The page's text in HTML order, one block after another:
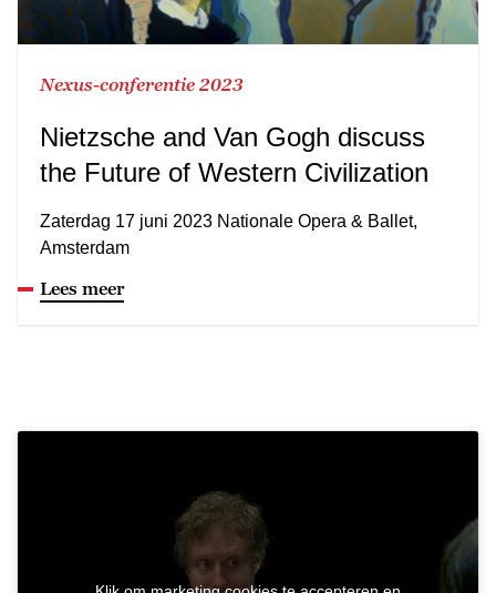
Nexus-conferentie 2023
Nietzsche and Van Gogh discuss
the Future of Western Civilization
Zaterdag 17 juni 2023 Nationale Opera & Ballet,
Amsterdam
Lees meer